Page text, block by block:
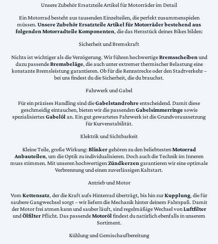
Unsere Zubehör Ersatzteile Artikel für Motorräder im Detail
Ein Motorrad besteht aus tausenden Einzelteilen, die perfekt zusammenspielen
müssen. Unsere Zubehör Ersatzteile Artikel für Motorräder bestehend aus
folgenden Motorradteile Komponenten, die das Herzstück deines Bikes bilden:
Sicherheit und Bremskraft
Nichts ist wichtiger als die Verzögerung. Wir führen hochwertigeBremsscheiben und
dazu passendeBremsbeläge, die auch unter extremer thermischer Belastung eine
konstante Bremsleistung garantieren. Ob für die Rennstrecke oder den Stadtverkehr –
bei uns findest du die Sicherheit, die du brauchst.
Fahrwerk und Gabel
Für ein präzises Handling sind dieGabelstandrohreentscheidend. Damit diese
geschmeidig eintauchen, bieten wir die passendenGabelsimmerringesowie
spezialisiertesGabelölan. Ein gut gewartetes Fahrwerk ist die Grundvoraussetzung
für Kurvenstabilität.
Elektrik und Sichtbarkeit
Kleine Teile, große Wirkung: Blinkergehören zu den beliebtestenMotorrad
Anbauteilen, um die Optik zu individualisieren. Doch auch die Technik im Inneren
muss stimmen. Mit unseren hochwertigenZündkerzen garantieren wir eine optimale
Verbrennung und einen zuverlässigen Kaltstart.
Antrieb und Motor
VomKettensatz, der die Kraft aufs Hinterrad überträgt, bis hin zurKupplung, die für
saubere Gangwechsel sorgt – wir liefern die Mechanik hinter deinem Fahrspaß. Damit
der Motor frei atmen kann und sauber läuft, sind regelmäßige Wechsel vonLuftfilter
undÖlfilterPflicht. Das passendeMotorölfindest du natürlich ebenfalls in unserem
Sortiment.
Kühlung und Gemischaufbereitung